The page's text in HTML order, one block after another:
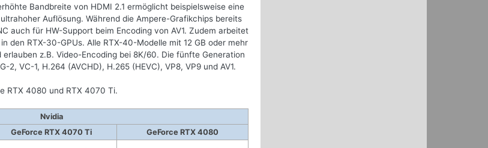
Bandbreite von HDMI 2.1 ermöglicht beispielsweise eine
Auflösung. Während die Ampere-Grafikchips bereits
auch für HW-Support beim Encoding von AV1. Zudem arbeitet
den RTX-30-GPUs. Alle RTX-40-Modelle mit 12 GB oder mehr
z.B. Video-Encoding bei 8K/60. Die fünfte Generation
VC-1, H.264 (AVCHD), H.265 (HEVC), VP8, VP9 und AV1.
RTX 4080 und RTX 4070 Ti.
Nvidia
GeForce RTX 4070 Ti GeForce RTX 4080